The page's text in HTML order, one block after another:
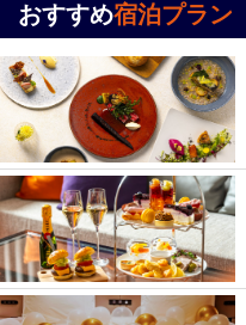
おすすめ宿泊プラン